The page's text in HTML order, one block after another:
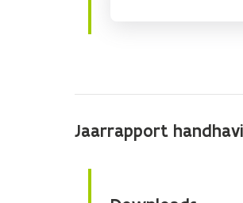
Jaarrapport